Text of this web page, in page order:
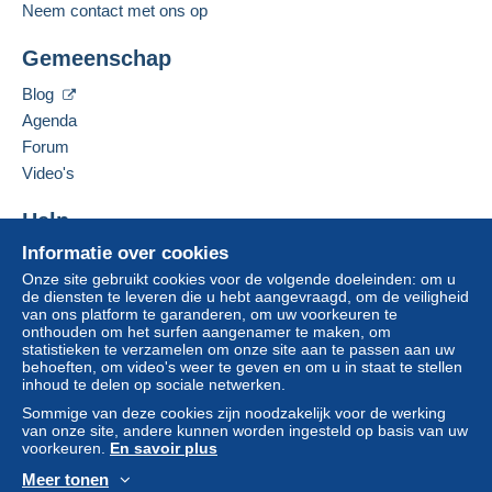
Brief (normaal/klein formaat)
Betaling via:
Van 1 tot 3 items
€ 2,10
Van 4
€ 3,40
Aangetekende brief (normaal formaat/kleine
Om toegang te krijgen tot de
leveringsinformatie, moet u lid zijn
en inloggen.
den
ven
Adres van de onderneming:
53 RUE DU BORRÉGO
F-75020
Deze verkoper toevoegen aan mijn favorieten
Informatie over cookies
Onze site gebruikt cookies voor de volgende doeleinden: om u
de diensten te leveren die u hebt aangevraagd, om de veiligheid
van ons platform te garanderen, om uw voorkeuren te
onthouden om het surfen aangenamer te maken, om
statistieken te verzamelen om onze site aan te passen aan uw
behoeften, om video's weer te geven en om u in staat te stellen
inhoud te delen op sociale netwerken.
Sommige van deze cookies zijn noodzakelijk voor de werking
van onze site, andere kunnen worden ingesteld op basis van uw
voorkeuren. En savoir plus
Meer tonen
Neem contact met ons op
Gemeenschap
Blog
Agenda
Forum
Video's
Help
Hulpcentrum
Kopen op Delcampe
Verkopen op Delcampe
Een beveiligde website